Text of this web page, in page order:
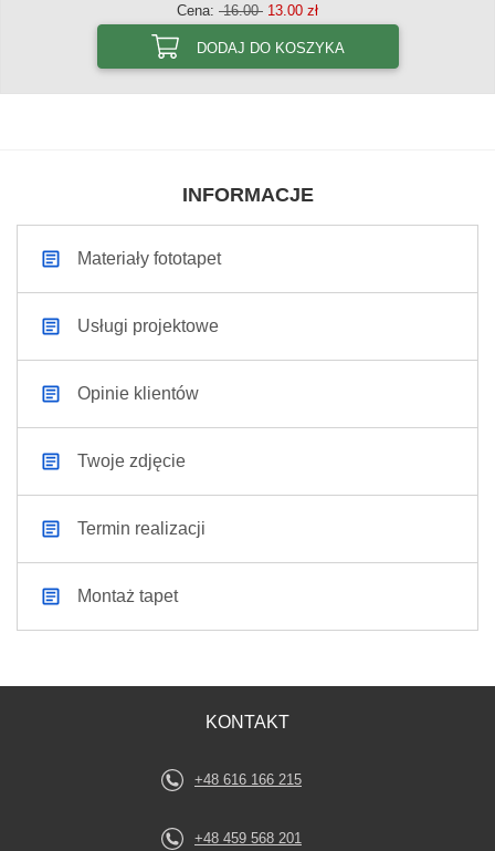
Cena: 16.00 13.00 zł
DODAJ DO KOSZYKA
INFORMACJE
Materiały fototapet
Usługi projektowe
Opinie klientów
Twoje zdjęcie
Termin realizacji
Montaż tapet
KONTAKT
+48 616 166 215
+48 459 568 201